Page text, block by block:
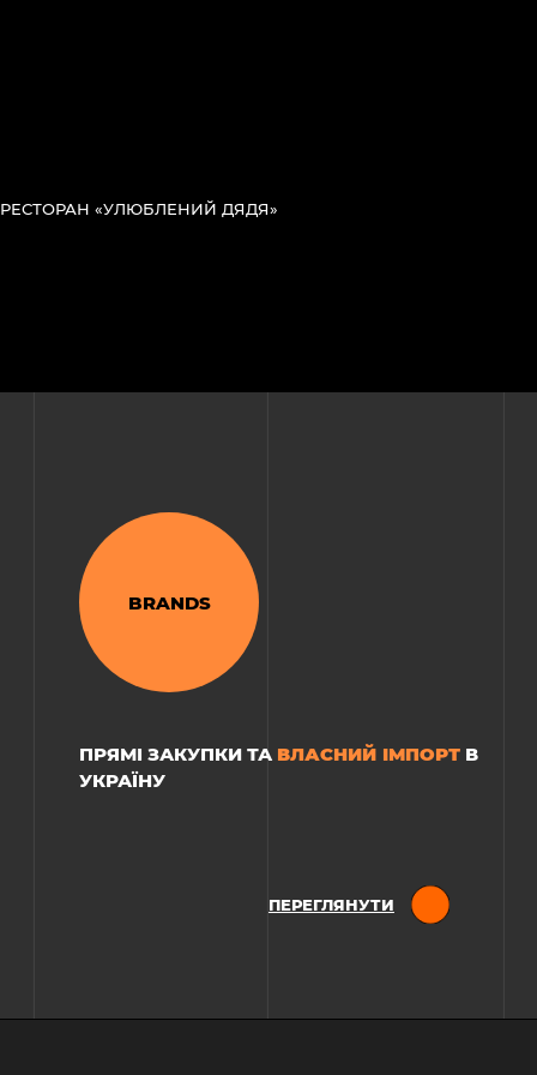
РЕСТОРАН «УЛЮБЛЕНИЙ ДЯДЯ»
РЕСТОРАН «TRI:»
BRANDS
ПРЯМІ ЗАКУПКИ ТА ВЛАСНИЙ ІМПОРТ В
УКРАЇНУ
ПЕРЕГЛЯНУТИ